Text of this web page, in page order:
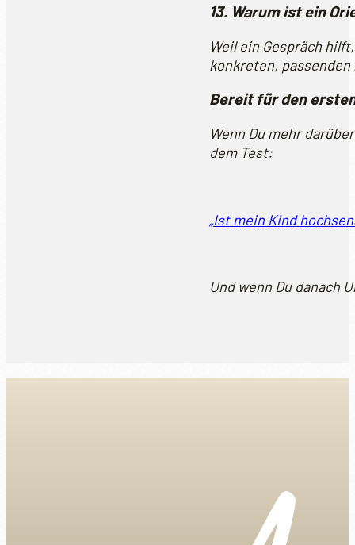
13. Warum ist ein
Weil ein Gespräch
konkreten,
Bereit für den
Wenn Du mehr
dem Test:
„Ist mein Kind
Und wenn Du danach